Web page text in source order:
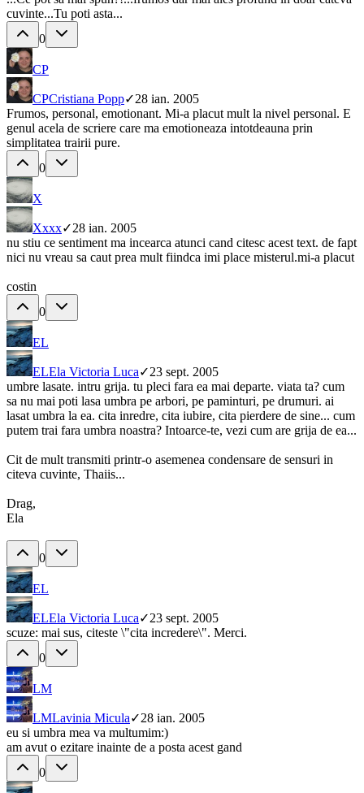
cuvinte...Tu poti asta...
0
CP
CPCristiana Popp✓28 ian. 2005
Frumos, personal, emotionant. Mi-a placut mult la nivel personal. E
genul acela de scriere care ma emotioneaza intotdeauna prin
simplitatea trairii pure.
0
X
Xxxx✓28 ian. 2005
nu stiu ce sentiment ma incearca atunci cand citesc acest text. de fapt
nici nu vreau sa caut prea mult fiindca imi place misterul.mi-a placut
costin
0
EL
ELEla Victoria Luca✓23 sept. 2005
umbre lasate. intru grija. tu pleci fara ea mai departe. viata ta? cum
sa nu mai poti lasa umbra pe arbori, pe paminturi, pe drumuri. ai
lasat umbra la ea. cita inredre, cita iubire, cita pierdere de sine... cum
putem trai fara umbra noastra? Intoarce-te, vezi cum are grija de ea...
Cit de mult transmiti printr-o asemenea condensare de sensuri in
citeva cuvinte, Thaiis...
Drag,
Ela
0
EL
ELEla Victoria Luca✓23 sept. 2005
scuze: mai sus, citeste \"cita incredere\". Merci.
0
LM
LMLavinia Micula✓28 ian. 2005
eu si umbra mea va multumim:)
am avut o ezitare inainte de a posta acest gand
0